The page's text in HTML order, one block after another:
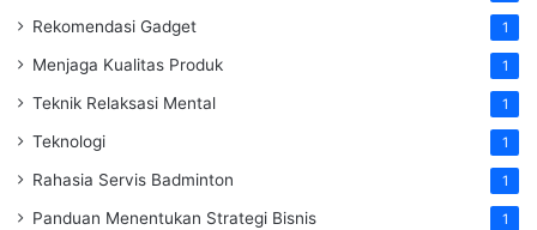
Rekomendasi Gadget 1
Menjaga Kualitas Produk 1
Teknik Relaksasi Mental 1
Teknologi 1
Rahasia Servis Badminton 1
Panduan Menentukan Strategi Bisnis 1